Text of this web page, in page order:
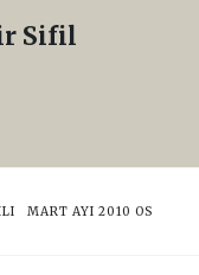
Sifil
MART AYI 2010 OS